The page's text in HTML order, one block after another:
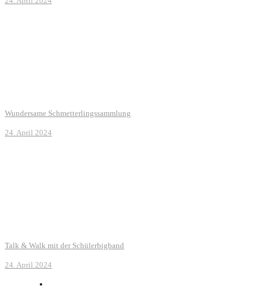
Wundersame Schmetterlingssammlung
24. April 2024
Talk & Walk mit der Schülerbigband
24. April 2024